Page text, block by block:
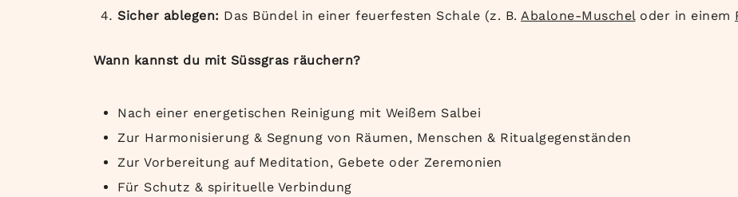
Sicher ablegen: Das Bündel in einer feuerfesten Schale (z. B. Abalone-Muscheloder in einem
Wann kannst du mit Süssgras räuchern?
Nach einer energetischen Reinigung mit Weißem Salbei
Zur Harmonisierung & Segnung von Räumen, Menschen & Ritualgegenständen
Zur Vorbereitung auf Meditation, Gebete oder Zeremonien
Für Schutz & spirituelle Verbindung